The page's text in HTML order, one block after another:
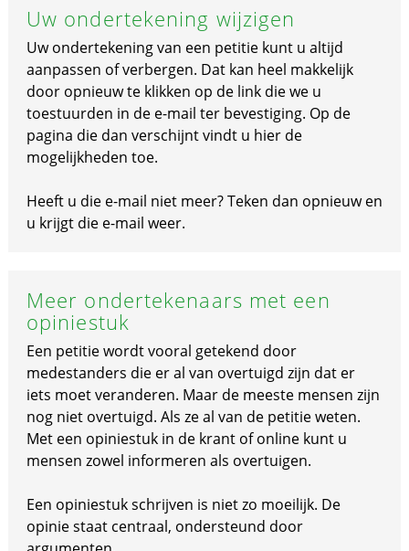
Uw ondertekening wijzigen
Uw ondertekening van een petitie kunt u altijd
aanpassen of verbergen. Dat kan heel makkelijk
door opnieuw te klikken op de link die we u
toestuurden in de e-mail ter bevestiging. Op de
pagina die dan verschijnt vindt u hier de
mogelijkheden toe.
Heeft u die e-mail niet meer? Teken dan opnieuw en
u krijgt die e-mail weer.
Meer ondertekenaars met een
opiniestuk
Een petitie wordt vooral getekend door
medestanders die er al van overtuigd zijn dat er
iets moet veranderen. Maar de meeste mensen zijn
nog niet overtuigd. Als ze al van de petitie weten.
Met een opiniestuk in de krant of online kunt u
mensen zowel informeren als overtuigen.
Een opiniestuk schrijven is niet zo moeilijk. De
opinie staat centraal, ondersteund door